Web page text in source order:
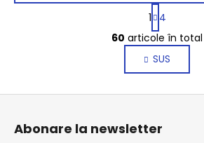
C
o
n
t
r
l
P
a
g
i
n
a
r
1
4
60 articole în total
SUS
Abonare la newsletter